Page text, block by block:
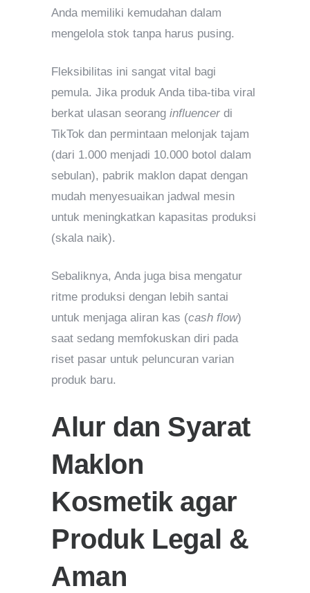
Anda memiliki kemudahan dalam
mengelola stok tanpa harus pusing.
Fleksibilitas ini sangat vital bagi
pemula. Jika produk Anda tiba-tiba viral
berkat ulasan seorang influencer di
TikTok dan permintaan melonjak tajam
(dari 1.000 menjadi 10.000 botol dalam
sebulan), pabrik maklon dapat dengan
mudah menyesuaikan jadwal mesin
untuk meningkatkan kapasitas produksi
(skala naik).
Sebaliknya, Anda juga bisa mengatur
ritme produksi dengan lebih santai
untuk menjaga aliran kas (cash flow)
saat sedang memfokuskan diri pada
riset pasar untuk peluncuran varian
produk baru.
Alur dan Syarat
Maklon
Kosmetik agar
Produk Legal &
Aman